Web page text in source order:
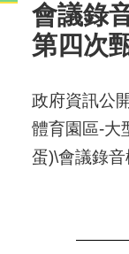
會議錄
第四次
政府資訊公
體育園區-大
蛋)\會議錄音